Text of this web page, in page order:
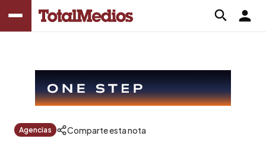
Agencias Comparte esta nota